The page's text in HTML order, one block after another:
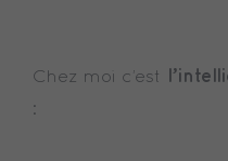
Chez moi c’est
: